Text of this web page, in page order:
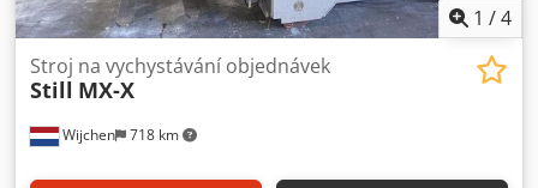
1 /4
Wijchen 718 km
Stroj na vychystávání objednávek
Still MX-X